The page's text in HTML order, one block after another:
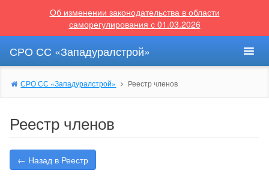
Об изменении законодательства в области
саморегулирования с 01.03.2026
СРО СС «Западуралстрой»
СРО СС «Западуралстрой» Реестр членов
Реестр членов
← Назад в Реестр